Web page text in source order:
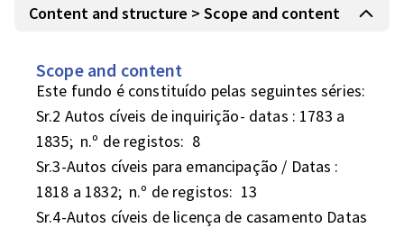
Content and structure > Scope and content
Scope and content
Este fundo é constituído pelas seguintes séries:
Sr.2 Autos cíveis de inquirição- datas : 1783 a
1835;  n.º de registos:  8
Sr.3-Autos cíveis para emancipação / Datas :
1818 a 1832;  n.º de registos:  13
Sr.4-Autos cíveis de licença de casamento Datas